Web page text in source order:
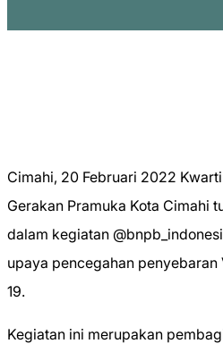
Cimahi, 20 Februari 2022
Gerakan Pramuka Kota Cimahi
dalam kegiatan
upaya pencegahan
19.
Kegiatan ini merupakan